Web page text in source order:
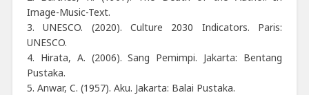
Image-Music-Text.
3. UNESCO. (2020). Culture 2030 Indicators. Paris:
UNESCO.
4. Hirata, A. (2006). Sang Pemimpi. Jakarta: Bentang
Pustaka.
5. Anwar, C. (1957). Aku. Jakarta: Balai Pustaka.